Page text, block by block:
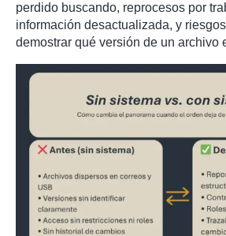
perdido buscando, reprocesos por
información desactualizada, y
demostrar qué versión de un archivo